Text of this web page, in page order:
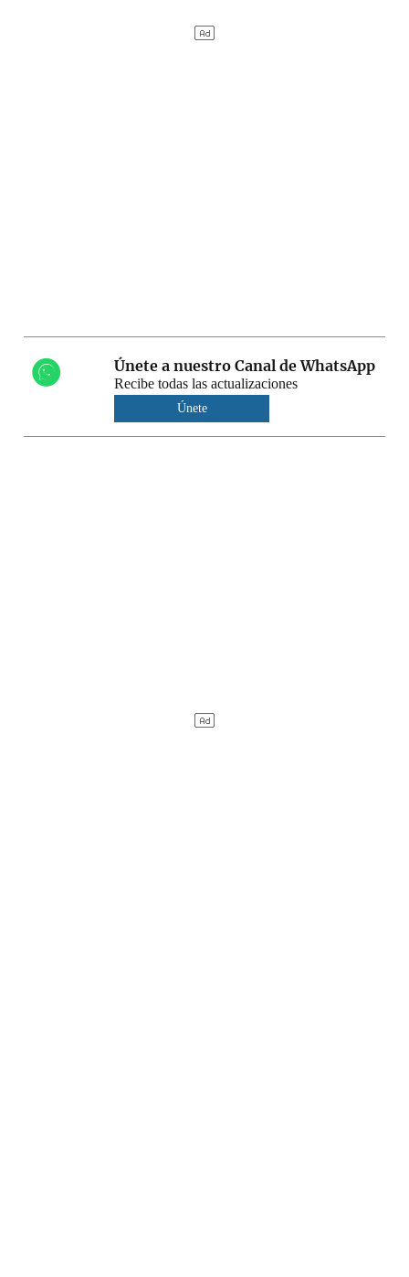
Únete a nuestro Canal de WhatsApp
Recibe todas las actualizaciones
Únete